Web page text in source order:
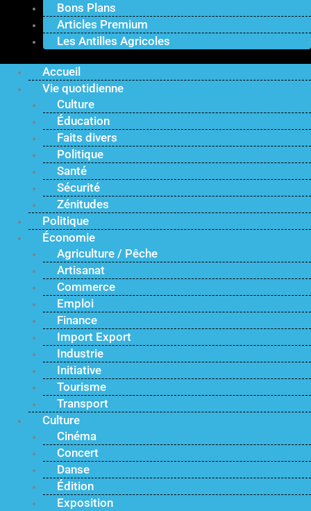
Bons Plans
Articles Premium
Les Antilles Agricoles
Accueil
Vie quotidienne
Culture
Éducation
Faits divers
Politique
Santé
Sécurité
Zénitudes
Politique
Économie
Agriculture / Pêche
Artisanat
Commerce
Emploi
Finance
Import Export
Industrie
Initiative
Tourisme
Transport
Culture
Cinéma
Concert
Danse
Édition
Exposition